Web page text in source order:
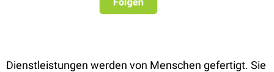
Dienstleistungen werden von Menschen gefertigt. Sie